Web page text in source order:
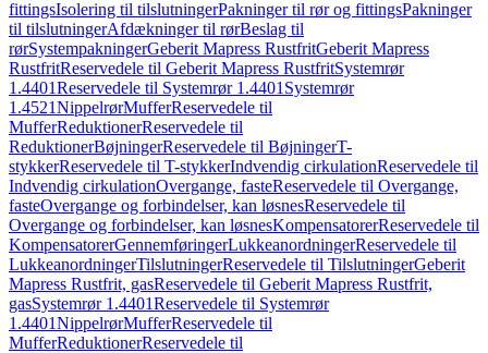
fittingsIsolering til tilslutningerPakninger til rør og fittingsPakninger
til tilslutningerAfdækninger til rørBeslag til
rørSystempakningerGeberit Mapress RustfritGeberit Mapress
RustfritReservedele til Geberit Mapress RustfritSystemrør
1.4401Reservedele til Systemrør 1.4401 Systemrør
1.4521NippelrørMufferReservedele til
MufferReduktionerReservedele til
ReduktionerBøjningerReservedele til BøjningerT-
stykkerReservedele til T-stykkerIndvendig cirkulationReservedele til
Indvendig cirkulationOvergange, fasteReservedele til Overgange,
fasteOvergange og forbindelser, kan løsnesReservedele til
Overgange og forbindelser, kan løsnesKompensatorerReservedele til
KompensatorerGennemføringerLukkeanordningerReservedele til
LukkeanordningerTilslutningerReservedele til TilslutningerGeberit
Mapress Rustfrit, gasReservedele til Geberit Mapress Rustfrit,
gasSystemrør 1.4401Reservedele til Systemrør
1.4401NippelrørMufferReservedele til
MufferReduktionerReservedele til